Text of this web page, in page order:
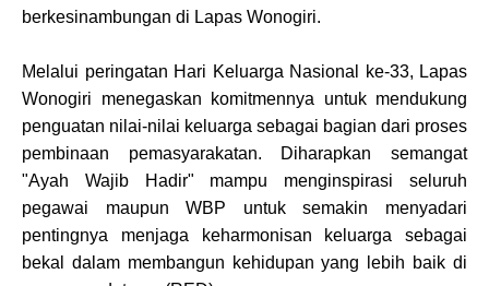
berkesinambungan di Lapas Wonogiri.
Melalui peringatan Hari Keluarga Nasional ke-33, Lapas
Wonogiri menegaskan komitmennya untuk mendukung
penguatan nilai-nilai keluarga sebagai bagian dari proses
pembinaan pemasyarakatan. Diharapkan semangat
"Ayah Wajib Hadir" mampu menginspirasi seluruh
pegawai maupun WBP untuk semakin menyadari
pentingnya menjaga keharmonisan keluarga sebagai
bekal dalam membangun kehidupan yang lebih baik di